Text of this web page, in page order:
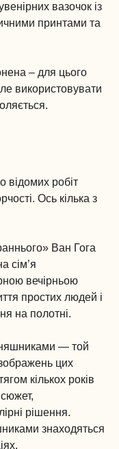
вазочок із
принтами та
– для цього
використовувати
відомих робіт
Ось кілька з
Ван Гога
сім’я
вечірньою
простих людей і
на полотні.
— той
цих
кількох років
рішення.
знаходяться